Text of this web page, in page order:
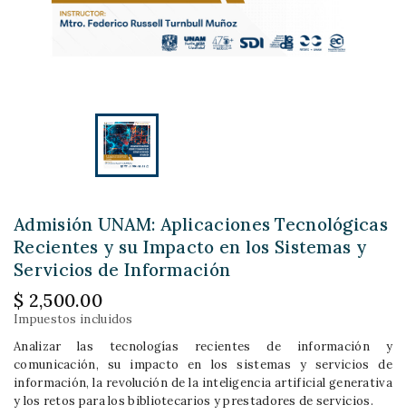
Admisión UNAM: Aplicaciones Tecnológicas
Recientes y su Impacto en los Sistemas y
Servicios de Información
$ 2,500.00
Impuestos incluidos
Analizar las tecnologías recientes de información y
comunicación, su impacto en los sistemas y servicios de
información, la revolución de la inteligencia artificial generativa
y los retos para los bibliotecarios y prestadores de servicios.